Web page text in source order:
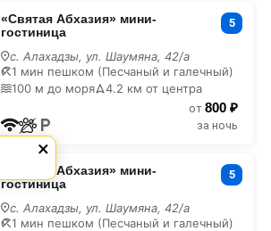
«Святая Абхазия» мини-
гостиница
5
с. Алахадзы, ул. Шаумяна, 42/а
1 мин пешком (Песчаный и галечный)
100 м до моря
4.2 км от центра
от 800 ₽
за ночь
«Святая Абхазия» мини-
гостиница
5
с. Алахадзы, ул. Шаумяна, 42/а
1 мин пешком (Песчаный и галечный)
×